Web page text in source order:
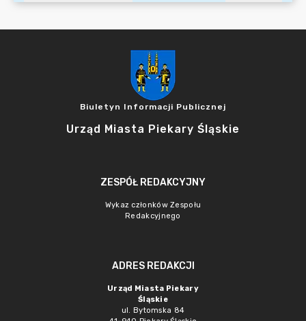
Biuletyn Informacji Publicznej
Urząd Miasta Piekary Śląskie
ZESPÓŁ REDAKCYJNY
Wykaz członków Zespołu
Redakcyjnego
ADRES REDAKCJI
Urząd Miasta Piekary
Śląskie
ul. Bytomska 84